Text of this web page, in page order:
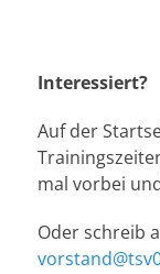
Interessiert?
Auf der
mal vorbei
Oder schreib